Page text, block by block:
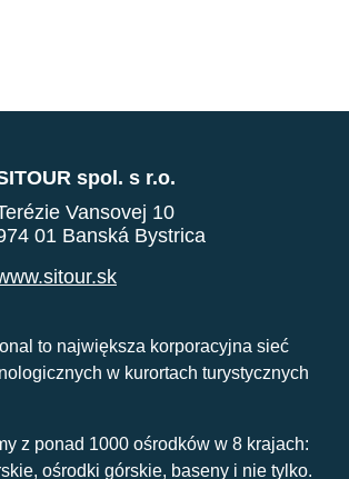
spol. s r.o.
Vansovej 10
01 Banská Bystrica
to największa korporacyjna sieć
w kurortach turystycznych
z ponad 1000 ośrodków w 8 krajach:
ośrodki górskie, baseny i nie tylko.